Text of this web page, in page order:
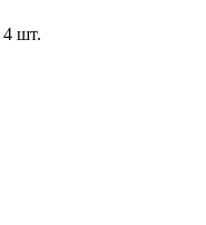
4 шт.